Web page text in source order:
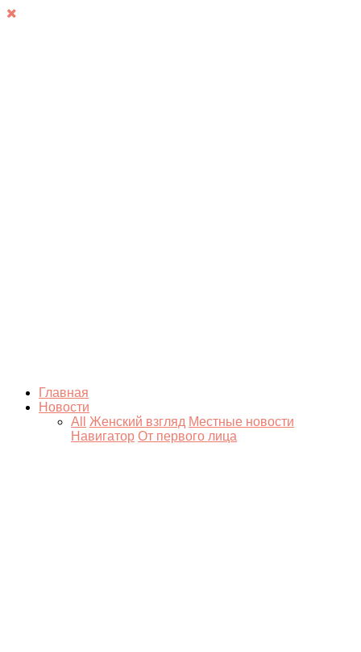
Главная
Новости
All
Женский взгляд Местные новости
Навигатор От первого лица